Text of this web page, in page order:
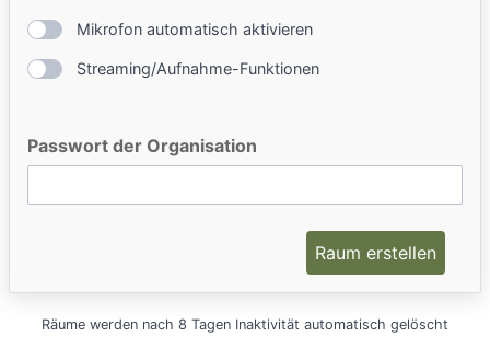
Mikrofon automatisch aktivieren
Streaming/Aufnahme-Funktionen
Passwort der Organisation
Raum erstellen
Räume werden nach 8 Tagen Inaktivität automatisch gelöscht